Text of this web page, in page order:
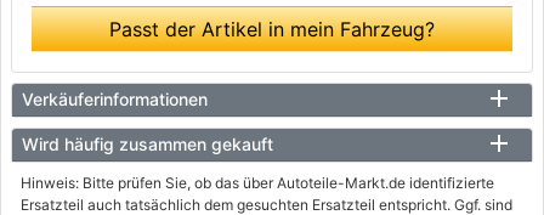
Passt der Artikel in mein Fahrzeug?
Verkäuferinformationen
Wird häufig zusammen gekauft
Hinweis: Bitte prüfen Sie, ob das über Autoteile-Markt.de identifizierte
Ersatzteil auch tatsächlich dem gesuchten Ersatzteil entspricht. Ggf. sind